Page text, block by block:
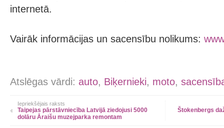
internetā.
Vairāk informācijas un sacensību nolikums:
Atslēgas vārdi: auto, Biķernieki, moto,
Iepriekšējais raksts
Taipejas pārstāvniecība Latvijā ziedojusi 5000
dolāru Āraišu muzejparka remontam
Štokenbergs